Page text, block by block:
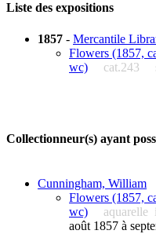
Liste des expositions
1857 - Mercantile
Flowers (1857,
wc)
cat.243
Collectionneur(s) ayant
Cunningham, William
Flowers (1857,
wc)
aquarelle
août 1857 à